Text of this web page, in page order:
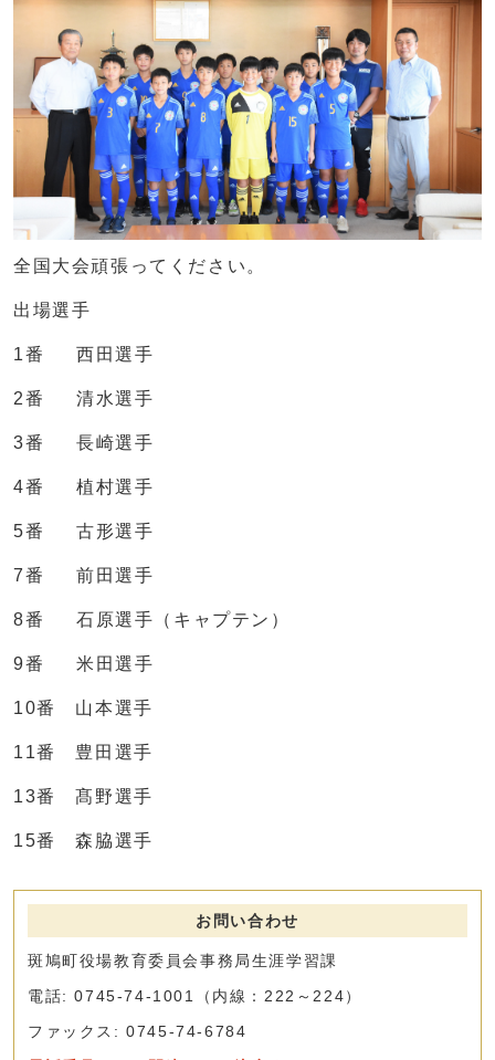
全国大会頑張ってください。
出場選手
1番 西田選手
2番 清水選手
3番 長崎選手
4番 植村選手
5番 古形選手
7番 前田選手
8番 石原選手（キャプテン）
9番 米田選手
10番 山本選手
11番 豊田選手
13番 髙野選手
15番 森脇選手
お問い合わせ
斑鳩町役場教育委員会事務局生涯学習課
電話: 0745-74-1001（内線：222～224）
ファックス: 0745-74-6784